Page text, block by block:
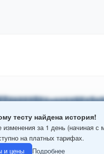
тесту найдена история!
изменения за 1 день (начиная с
на платных тарифах.
и цены
Подробнее